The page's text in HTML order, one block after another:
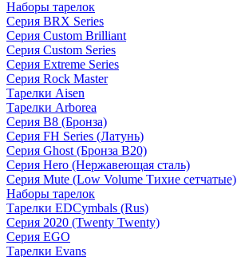
Наборы тарелок
Серия BRX Series
Серия Custom Brilliant
Серия Custom Series
Серия Extreme Series
Серия Rock Master
Тарелки Aisen
Тарелки Arborea
Серия B8 (Бронза)
Серия FH Series (Латунь)
Серия Ghost (Бронза B20)
Серия Hero (Нержавеющая сталь)
Серия Mute (Low Volume Тихие сетчатые)
Наборы тарелок
Тарелки EDCymbals (Rus)
Серия 2020 (Twenty Twenty)
Серия EGO
Тарелки Evans